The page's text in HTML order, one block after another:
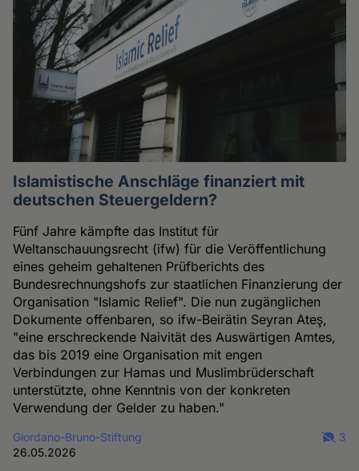
Islamistische Anschläge finanziert mit
deutschen Steuergeldern?
Fünf Jahre kämpfte das Institut für
Weltanschauungsrecht (ifw) für die Veröffentlichung
eines geheim gehaltenen Prüfberichts des
Bundesrechnungshofs zur staatlichen Finanzierung der
Organisation "Islamic Relief". Die nun zugänglichen
Dokumente offenbaren, so ifw-Beirätin Seyran Ateş,
"eine erschreckende Naivität des Auswärtigen Amtes,
das bis 2019 eine Organisation mit engen
Verbindungen zur Hamas und Muslimbrüderschaft
unterstützte, ohne Kenntnis von der konkreten
Verwendung der Gelder zu haben."
Giordano-Bruno-Stiftung
26.05.2026
3